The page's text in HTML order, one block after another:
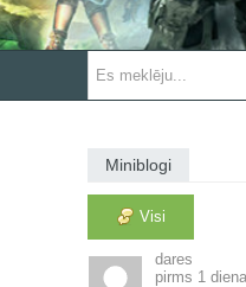
Miniblogi
Visi
dares
1